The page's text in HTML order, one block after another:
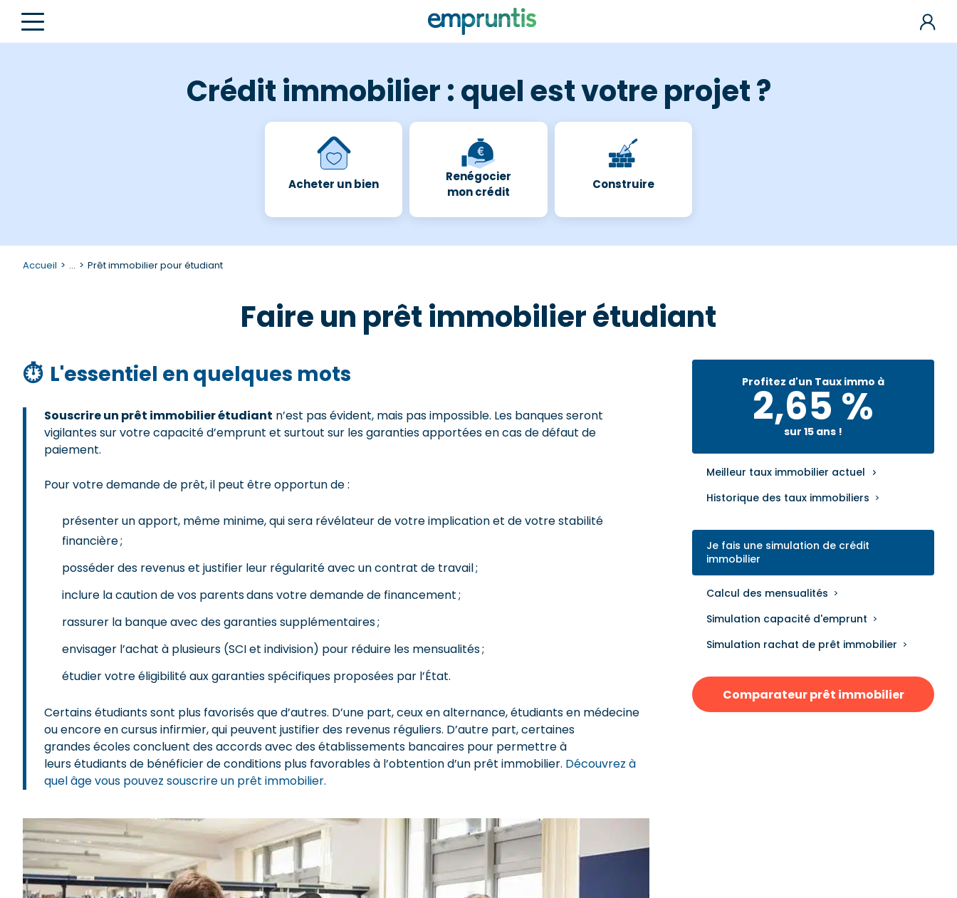
Crédit immobilier : quel est votre projet ?
Acheter un bien
Renégocier
mon crédit
Construire
Accueil ... Prêt immobilier pour étudiant
Faire un prêt immobilier étudiant
⏱ L'essentiel en quelques mots
Souscrire un prêt immobilier étudiant n’est pas évident, mais pas impossible. Les banques seront
vigilantes sur votre capacité d’emprunt et surtout sur les garanties apportées en cas de défaut de
paiement.
Pour votre demande de prêt, il peut être opportun de :
présenter un apport, même minime, qui sera révélateur de votre implication et de votre stabilité
financière ;
posséder des revenus et justifier leur régularité avec un contrat de travail ;
inclure la caution de vos parents dans votre demande de financement ;
rassurer la banque avec des garanties supplémentaires ;
envisager l’achat à plusieurs (SCI et indivision) pour réduire les mensualités ;
étudier votre éligibilité aux garanties spécifiques proposées par l’État.
Certains étudiants sont plus favorisés que d’autres. D’une part, ceux en alternance, étudiants en médecine
ou encore en cursus infirmier, qui peuvent justifier des revenus réguliers. D’autre part, certaines
grandes écoles concluent des accords avec des établissements bancaires pour permettre à
leurs étudiants de bénéficier de conditions plus favorables à l’obtention d’un prêt immobilier. Découvrez à
quel âge vous pouvez souscrire un prêt immobilier.
Profitez d'un Taux immo à
2,65 %
sur 15 ans !
Meilleur taux immobilier actuel
Historique des taux immobiliers
Je fais une simulation de crédit
immobilier
Calcul des mensualités
Simulation capacité d'emprunt
Simulation rachat de prêt immobilier
Comparateur prêt immobilier